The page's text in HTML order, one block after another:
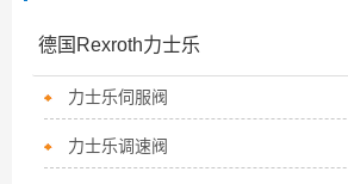
德国Rexroth力士乐
力士乐伺服阀
力士乐调速阀